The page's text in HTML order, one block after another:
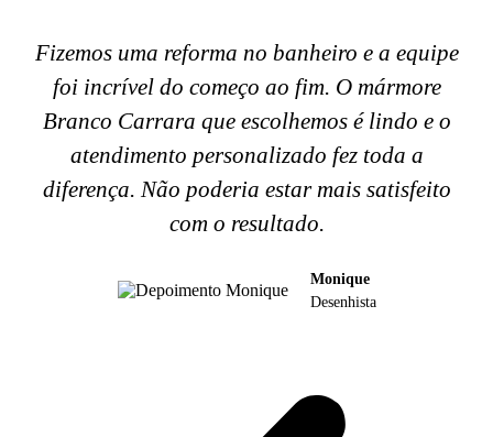
Fizemos uma reforma no banheiro e a equipe
foi incrível do começo ao fim. O mármore
Branco Carrara que escolhemos é lindo e o
atendimento personalizado fez toda a
diferença. Não poderia estar mais satisfeito
com o resultado.
Monique
Desenhista